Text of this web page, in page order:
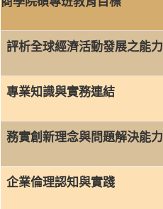
評析全球經濟活動發展之能力
專業知識與實務連結
務實創新理念與問題解決能力
企業倫理認知與實踐